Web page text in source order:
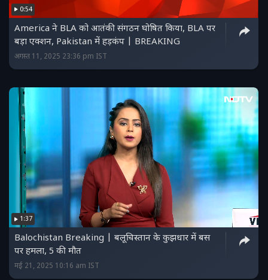
0:54
America ने BLA को आतंकी संगठन घोषित किया, BLA पर
बड़ा एक्शन, Pakistan में हड़कंप | BREAKING
अगस्त 11, 2025 23:36 pm IST
1:37
Balochistan Breaking | बलूचिस्तान के कुझधार में बस
पर हमला, 5 की मौत
मई 21, 2025 10:16 am IST